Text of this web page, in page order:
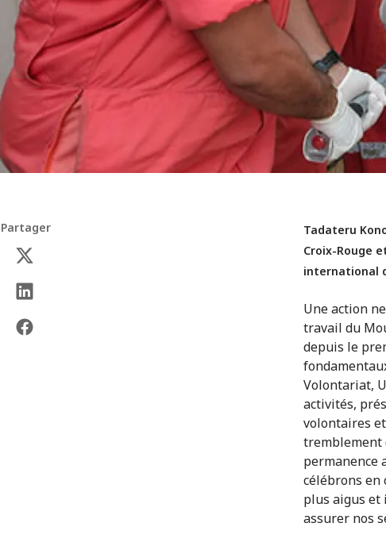
Partager
Tadateru
Croix-Rouge
international
Une action
travail du
depuis le
Volontariat,
activités,
volontaires
tremblement
permanence
célébrons en
plus aigus et
assurer nos